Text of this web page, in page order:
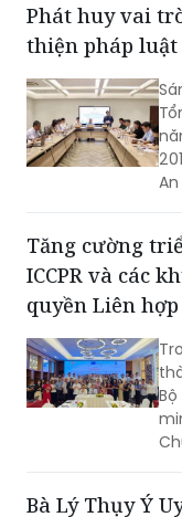
Phát huy vai
thiện pháp
Tăng cường
ICCPR và các
quyền Liên
Bà Lý Thụy Ý